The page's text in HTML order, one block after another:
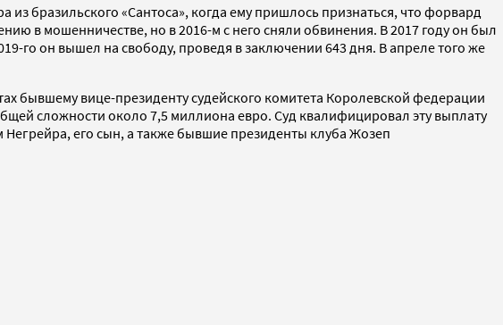
бразильского «Сантоса», когда ему пришлось признаться, что форвард
в мошенничестве, но в 2016-м с него сняли обвинения. В 2017 году он был
го он вышел на свободу, проведя в заключении 643 дня. В апреле того же
бывшему вице-президенту судейского комитета Королевской федерации
сложности около 7,5 миллиона евро. Суд квалифицировал эту выплату
его сын, а также бывшие президенты клуба Жозеп